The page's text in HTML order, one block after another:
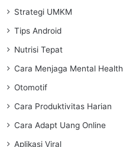
Strategi UMKM
Tips Android
Nutrisi Tepat
Cara Menjaga Mental Health
Otomotif
Cara Produktivitas Harian
Cara Adapt Uang Online
Aplikasi Viral